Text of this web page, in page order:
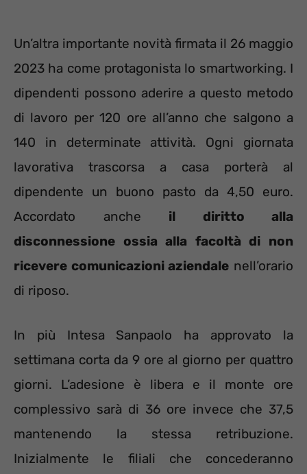
Un’altra importante novità firmata il 26 maggio
2023 ha come protagonista lo smartworking. I
dipendenti possono aderire a questo metodo
di lavoro per 120 ore all’anno che salgono a
140 in determinate attività. Ogni giornata
lavorativa trascorsa a casa porterà al
dipendente un buono pasto da 4,50 euro.
Accordato anche il diritto alla
disconnessione ossia alla facoltà di non
ricevere comunicazioni aziendale nell’orario
di riposo.
In più Intesa Sanpaolo ha approvato la
settimana corta da 9 ore al giorno per quattro
giorni. L’adesione è libera e il monte ore
complessivo sarà di 36 ore invece che 37,5
mantenendo la stessa retribuzione.
Inizialmente le filiali che concederanno